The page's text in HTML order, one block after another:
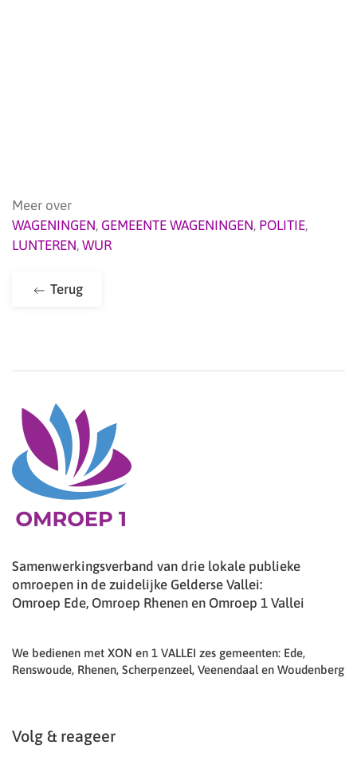
Meer over
WAGENINGEN, GEMEENTE WAGENINGEN, POLITIE,
LUNTEREN, WUR
Terug
Samenwerkingsverband van drie lokale publieke
omroepen in de zuidelijke Gelderse Vallei:
Omroep Ede, Omroep Rhenen en Omroep 1 Vallei
We bedienen met XON en 1 VALLEI zes gemeenten: Ede,
Renswoude, Rhenen, Scherpenzeel, Veenendaal en Woudenberg
Volg & reageer